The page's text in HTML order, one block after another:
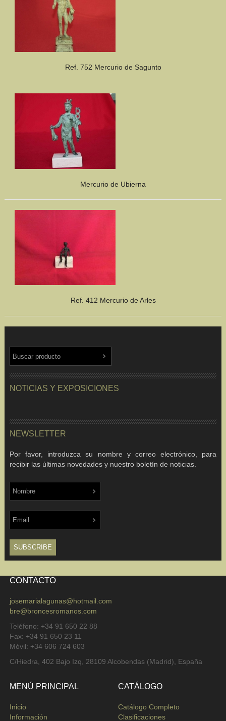
Ref. 752 Mercurio de Sagunto
Mercurio de Ubierna
Ref. 412 Mercurio de Arles
NOTICIAS Y EXPOSICIONES
NEWSLETTER
Por favor, introduzca su nombre y correo electrónico, para
recibir las últimas novedades y nuestro boletín de noticias.
CONTACTO
josemarialagunas@hotmail.com
bre@broncesromanos.com
Teléfono: +34 91 650 22 88
Fax: +34 91 650 23 11
Móvil: +34 606 724 603
C/Hiedra, 402 Bajo Izq, 28109 Alcobendas (Madrid), España
MENÚ PRINCIPAL
Inicio
Información
CATÁLOGO
Catálogo Completo
Clasificaciones